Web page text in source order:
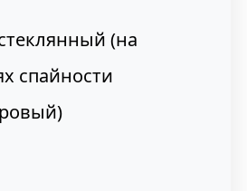
(на
спайности